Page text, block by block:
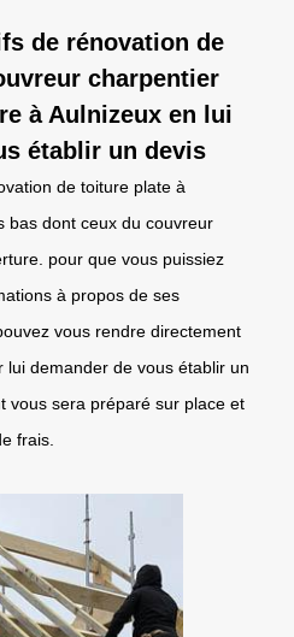
de rénovation de
charpentier
à Aulnizeux en lui
établir un devis
de toiture plate à
bas dont ceux du couvreur
pour que vous puissiez
à propos de ses
vous rendre directement
demander de vous établir un
vous sera préparé sur place et
frais.